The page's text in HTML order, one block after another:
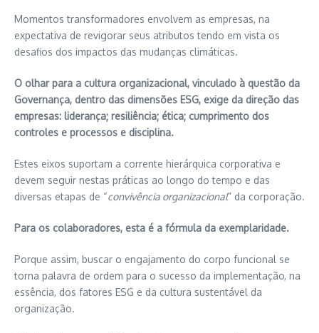
Momentos transformadores envolvem as empresas, na
expectativa de revigorar seus atributos tendo em vista os
desafios dos impactos das mudanças climáticas.
O olhar para a cultura organizacional, vinculado à questão da
Governança, dentro das dimensões ESG, exige da direção das
empresas: liderança; resiliência; ética; cumprimento dos
controles e processos e disciplina.
Estes eixos suportam a corrente hierárquica corporativa e
devem seguir nestas práticas ao longo do tempo e das
diversas etapas de “convivência organizacional” da corporação.
Para os colaboradores, esta é a fórmula da exemplaridade.
Porque assim, buscar o engajamento do corpo funcional se
torna palavra de ordem para o sucesso da implementação, na
essência, dos fatores ESG e da cultura sustentável da
organização.